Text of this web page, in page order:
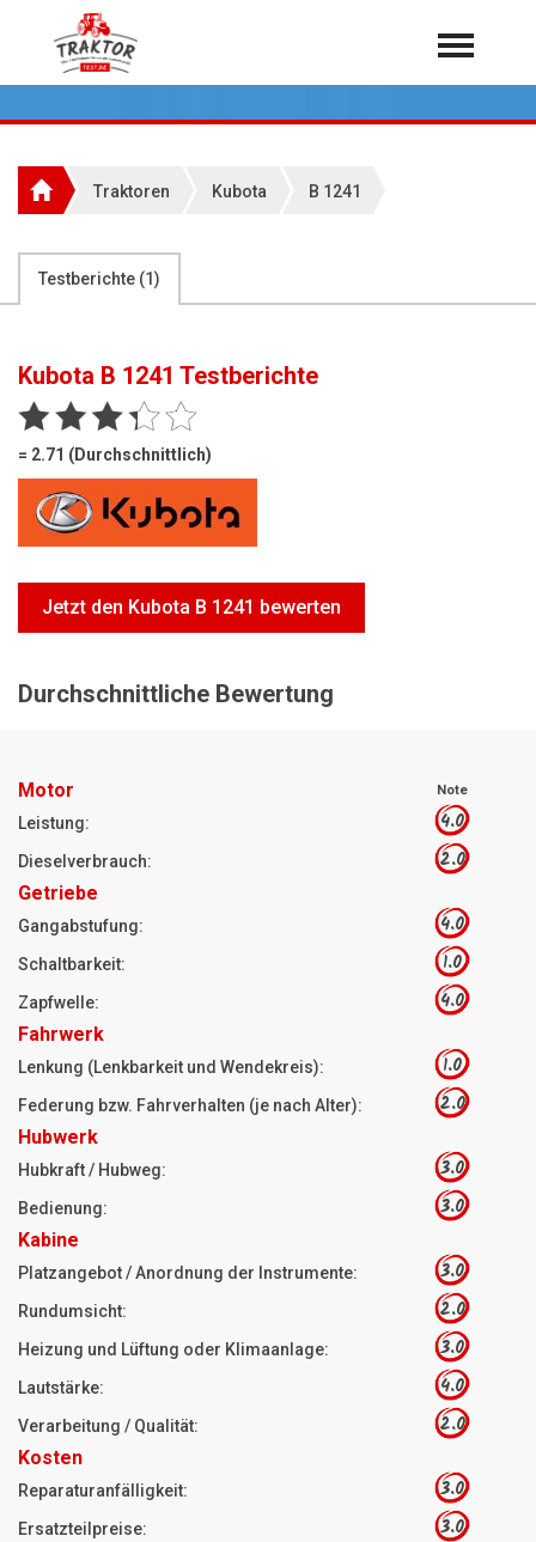
Home
Rundballenpressen
Teleskoplader
Rasentraktoren
Motorsägen
Hoflader
Freischneider
Jetzt Bewerten
Über 7.000 Testberichte
Traktoren Kubota B 1241
Testberichte (1)
Kubota B 1241 Testberichte
= 2.71 (Durchschnittlich)
Jetzt den Kubota B 1241 bewerten
Durchschnittliche Bewertung
Motor Note
Leistung: 4.0
Dieselverbrauch: 2.0
Getriebe
Gangabstufung: 4.0
Schaltbarkeit: 1.0
Zapfwelle: 4.0
Fahrwerk
Lenkung (Lenkbarkeit und Wendekreis): 1.0
Federung bzw. Fahrverhalten (je nach Alter): 2.0
Hubwerk
Hubkraft / Hubweg: 3.0
Bedienung: 3.0
Kabine
Platzangebot / Anordnung der Instrumente: 3.0
Rundumsicht: 2.0
Heizung und Lüftung oder Klimaanlage: 3.0
Lautstärke: 4.0
Verarbeitung / Qualität: 2.0
Kosten
Reparaturanfälligkeit: 3.0
Ersatzteilpreise: 3.0